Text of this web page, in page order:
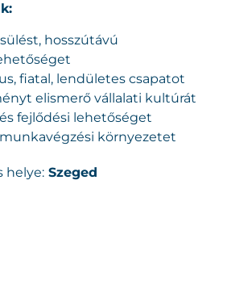
hosszútávú
fiatal, lendületes csapatot
elismerő vállalati kultúrát
fejlődési lehetőséget
környezetet
helye:Szeged